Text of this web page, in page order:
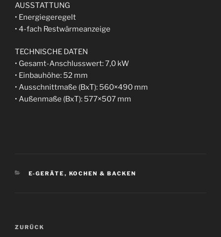
AUSSTATTUNG
• Energiegeregelt
• 4-fach Restwärmeanzeige
TECHNISCHE DATEN
• Gesamt-Anschlusswert: 7,0 kW
• Einbauhöhe: 52 mm
• Ausschnittmaße (BxT): 560×490 mm
• Außenmaße (BxT): 577×507 mm
KATEGORIEN
E-GERÄTE , KOCHEN & BACKEN
Beitragsnavigation
Vorheriger
ZURÜCK